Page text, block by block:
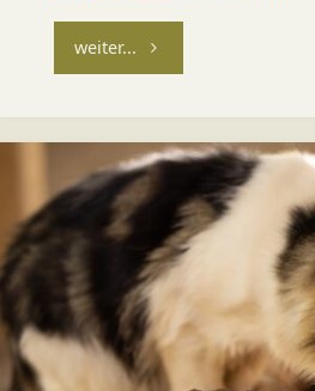
weiter... "Zum
gern"